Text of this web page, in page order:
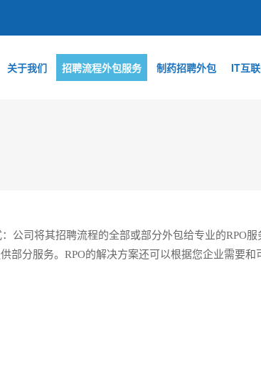
关于我们 招聘流程外包服务 制药招聘外包 IT互
公司将其招聘流程的全部或部分外包给专业的RPO服
分服务。RPO的解决方案还可以根据您企业需要和